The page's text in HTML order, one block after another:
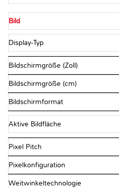
Bild
Display-Typ
Bildschirmgröße (Zoll)
Bildschirmgröße (cm)
Bildschirmformat
Aktive Bildfläche
Pixel Pitch
Pixelkonfiguration
Weitwinkeltechnologie